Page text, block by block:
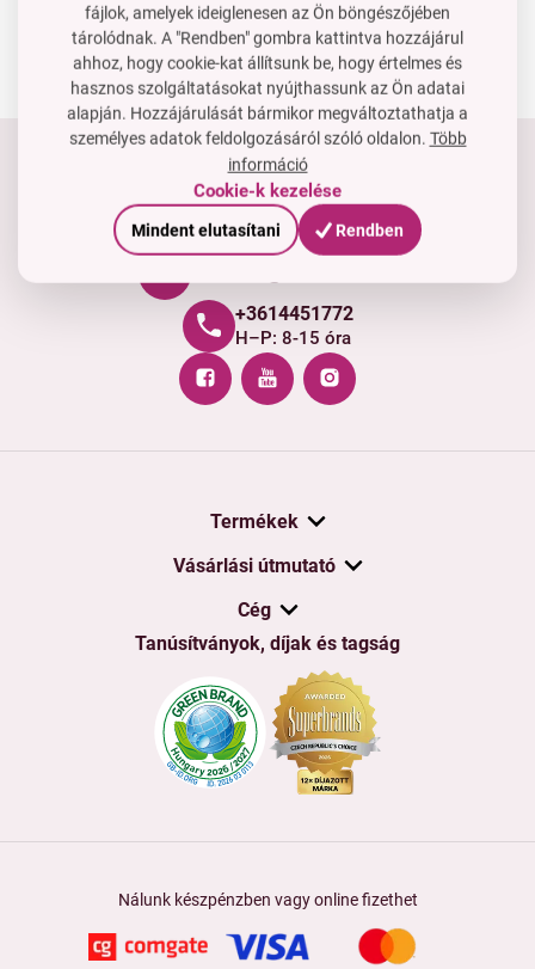
A kosárba
Raktáron
Tartsd velünk a kapcsolatot
Készséggel állunk rendelkezésedre, ha segítségre van
szükséged.
+3614451772
H–P: 8-15 óra
Termékek
Vásárlási útmutató
Cég
Tanúsítványok, díjak és tagság
Nálunk készpénzben vagy online fizethet
fájlok, amelyek ideiglenesen az Ön böngészőjében
tárolódnak. A "Rendben" gombra kattintva hozzájárul
ahhoz, hogy cookie-kat állítsunk be, hogy értelmes és
hasznos szolgáltatásokat nyújthassunk az Ön adatai
alapján. Hozzájárulását bármikor megváltoztathatja a
személyes adatok feldolgozásáról szóló oldalon. Több
információ
Cookie-k kezelése
Mindent elutasítani Rendben